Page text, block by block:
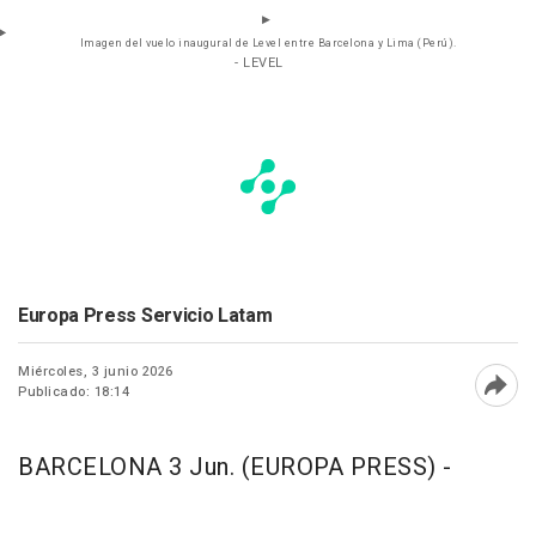
Imagen del vuelo inaugural de Level entre Barcelona y Lima (Perú).
- LEVEL
Europa Press Servicio Latam
Miércoles, 3 junio 2026
Publicado: 18:14
BARCELONA 3 Jun. (EUROPA PRESS) -